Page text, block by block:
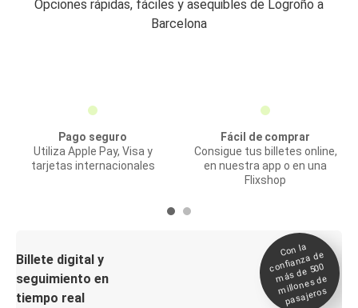
Opciones rápidas, fáciles y asequibles de Logroño a
Barcelona
Pago seguro
Utiliza Apple Pay, Visa y
tarjetas internacionales
Fácil de comprar
Consigue tus billetes online,
en nuestra app o en una
Flixshop
Billete digital y
seguimiento en
tiempo real
Con la
confianza de
más de 500
millones de
pasajeros